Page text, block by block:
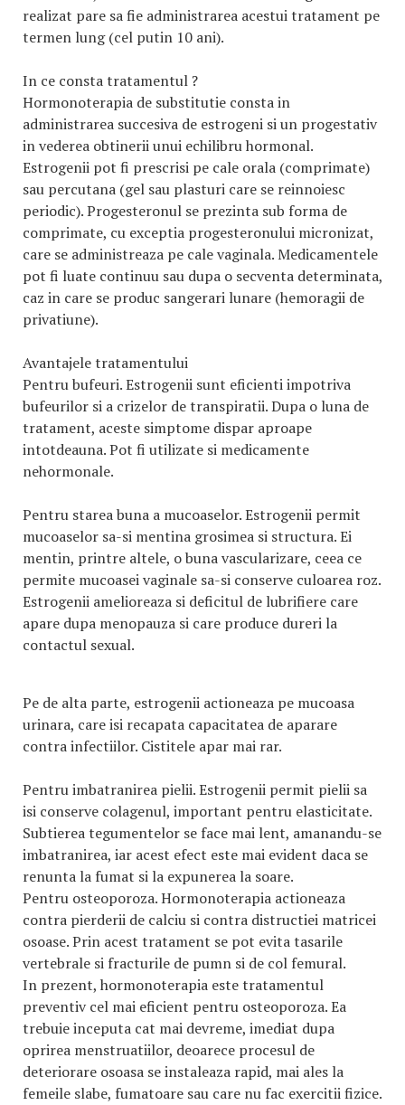
realizat pare sa fie administrarea acestui tratament pe
termen lung (cel putin 10 ani).
In ce consta tratamentul ?
Hormonoterapia de substitutie consta in
administrarea succesiva de estrogeni si un progestativ
in vederea obtinerii unui echilibru hormonal.
Estrogenii pot fi prescrisi pe cale orala (comprimate)
sau percutana (gel sau plasturi care se reinnoiesc
periodic). Progesteronul se prezinta sub forma de
comprimate, cu exceptia progesteronului micronizat,
care se administreaza pe cale vaginala. Medicamentele
pot fi luate continuu sau dupa o secventa determinata,
caz in care se produc sangerari lunare (hemoragii de
privatiune).
Avantajele tratamentului
Pentru bufeuri. Estrogenii sunt eficienti impotriva
bufeurilor si a crizelor de transpiratii. Dupa o luna de
tratament, aceste simptome dispar aproape
intotdeauna. Pot fi utilizate si medicamente
nehormonale.
Pentru starea buna a mucoaselor. Estrogenii permit
mucoaselor sa-si mentina grosimea si structura. Ei
mentin, printre altele, o buna vascularizare, ceea ce
permite mucoasei vaginale sa-si conserve culoarea roz.
Estrogenii amelioreaza si deficitul de lubrifiere care
apare dupa menopauza si care produce dureri la
contactul sexual.
Pe de alta parte, estrogenii actioneaza pe mucoasa
urinara, care isi recapata capacitatea de aparare
contra infectiilor. Cistitele apar mai rar.
Pentru imbatranirea pielii. Estrogenii permit pielii sa
isi conserve colagenul, important pentru elasticitate.
Subtierea tegumentelor se face mai lent, amanandu-se
imbatranirea, iar acest efect este mai evident daca se
renunta la fumat si la expunerea la soare.
Pentru osteoporoza. Hormonoterapia actioneaza
contra pierderii de calciu si contra distructiei matricei
osoase. Prin acest tratament se pot evita tasarile
vertebrale si fracturile de pumn si de col femural.
In prezent, hormonoterapia este tratamentul
preventiv cel mai eficient pentru osteoporoza. Ea
trebuie inceputa cat mai devreme, imediat dupa
oprirea menstruatiilor, deoarece procesul de
deteriorare osoasa se instaleaza rapid, mai ales la
femeile slabe, fumatoare sau care nu fac exercitii fizice.